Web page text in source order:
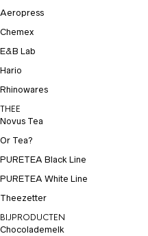
Aeropress
Chemex
E&B Lab
Hario
Rhinowares
THEE
Novus Tea
Or Tea?
PURETEA Black Line
PURETEA White Line
Theezetter
BIJPRODUCTEN
Chocolademelk